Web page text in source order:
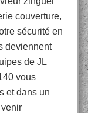
couverture,
sécurité en
deviennent
de JL
vous
et dans un